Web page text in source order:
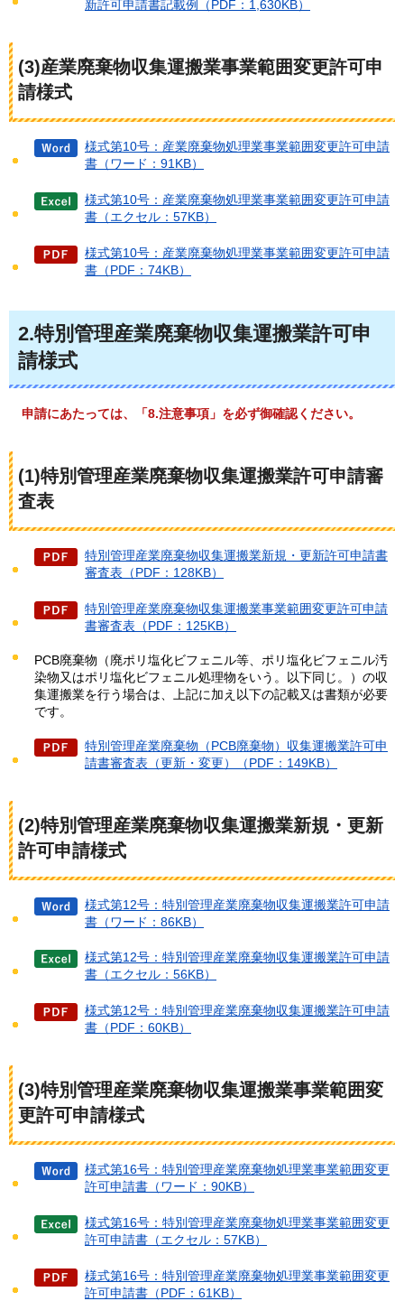
新許可申請書記載例（PDF：1,630KB）
(3)産業廃棄物収集運搬業事業範囲変更許可申
請様式
様式第10号：産業廃棄物処理業事業範囲変更許可申請
書（ワード：91KB）
様式第10号：産業廃棄物処理業事業範囲変更許可申請
書（エクセル：57KB）
様式第10号：産業廃棄物処理業事業範囲変更許可申請
書（PDF：74KB）
2.特別管理産業廃棄物収集運搬業許可申
請様式
申請にあたっては、「8.注意事項」を必ず御確認ください。
(1)特別管理産業廃棄物収集運搬業許可申請審
査表
特別管理産業廃棄物収集運搬業新規・更新許可申請書
審査表（PDF：128KB）
特別管理産業廃棄物収集運搬業事業範囲変更許可申請
書審査表（PDF：125KB）
PCB廃棄物（廃ポリ塩化ビフェニル等、ポリ塩化ビフェニル汚
染物又はポリ塩化ビフェニル処理物をいう。以下同じ。）の収
集運搬業を行う場合は、上記に加え以下の記載又は書類が必要
です。
特別管理産業廃棄物（PCB廃棄物）収集運搬業許可申
請書審査表（更新・変更）（PDF：149KB）
(2)特別管理産業廃棄物収集運搬業新規・更新
許可申請様式
様式第12号：特別管理産業廃棄物収集運搬業許可申請
書（ワード：86KB）
様式第12号：特別管理産業廃棄物収集運搬業許可申請
書（エクセル：56KB）
様式第12号：特別管理産業廃棄物収集運搬業許可申請
書（PDF：60KB）
(3)特別管理産業廃棄物収集運搬業事業範囲変
更許可申請様式
様式第16号：特別管理産業廃棄物処理業事業範囲変更
許可申請書（ワード：90KB）
様式第16号：特別管理産業廃棄物処理業事業範囲変更
許可申請書（エクセル：57KB）
様式第16号：特別管理産業廃棄物処理業事業範囲変更
許可申請書（PDF：61KB）